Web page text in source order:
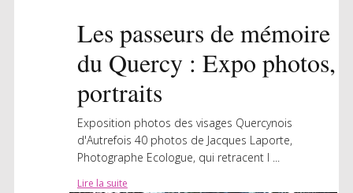
Les passeurs de mémoire
du Quercy : Expo photos,
portraits
Exposition photos des visages Quercynois
d'Autrefois 40 photos de Jacques Laporte,
Photographe Ecologue, qui retracent l ...
Lire la suite